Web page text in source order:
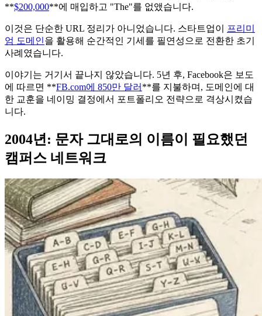
**$200,000**에 매입하고 "The"를 없앴습니다.
이것은 단순한 URL 정리가 아니었습니다. 스타트업이
프리미
엄 도메인을 활용해 순간적인 기세를 필연성으로 전환한 초기
사례였습니다.
이야기는 거기서 끝나지 않았습니다. 5년 후, Facebook은 보도
에 따르면 **FB.com에 850만 달러 **를 지불하며, 도메인에 대
한 교훈을 네이밍 결정에서 포트폴리오 전략으로 격상시켰습
니다.
2004년: 문자 그대로의 이름이 필요했던
캠퍼스 네트워크